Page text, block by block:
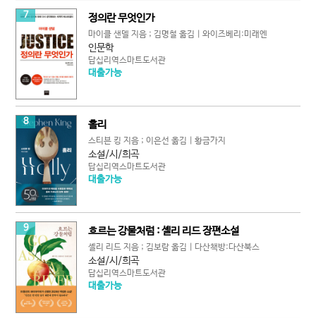
7 정의란 무엇인가
마이클 샌델 지음 ; 김명철 옮김 | 와이즈베리:미래엔
인문학
답십리역스마트도서관
대출가능
8 홀리
스티븐 킹 지음 ; 이은선 옮김 | 황금가지
소설/시/희곡
답십리역스마트도서관
대출가능
9 흐르는 강물처럼 : 셸리 리드 장편소설
셸리 리드 지음 ; 김보람 옮김 | 다산책방:다산북스
소설/시/희곡
답십리역스마트도서관
대출가능